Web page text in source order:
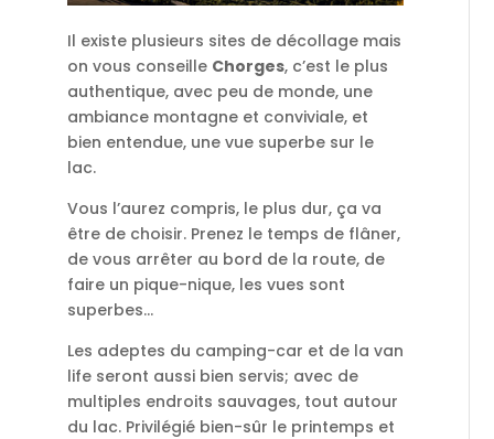
Il existe plusieurs sites de décollage mais
on vous conseille Chorges, c’est le plus
authentique, avec peu de monde, une
ambiance montagne et conviviale, et
bien entendue, une vue superbe sur le
lac.
Vous l’aurez compris, le plus dur, ça va
être de choisir. Prenez le temps de flâner,
de vous arrêter au bord de la route, de
faire un pique-nique, les vues sont
superbes…
Les adeptes du camping-car et de la van
life seront aussi bien servis; avec de
multiples endroits sauvages, tout autour
du lac. Privilégié bien-sûr le printemps et